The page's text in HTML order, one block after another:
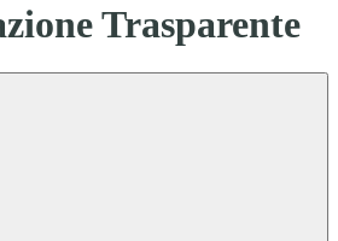
Trasparente